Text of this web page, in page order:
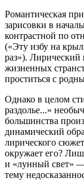
Романтическая
зарисовки в
контрастной по
(«Эту избу на
раз»). Лирический
жизненных
проститься с
Однако в целом
раздолье...»
большинства
динамический
лирического
окружает его?
и «лунный свет»
тему